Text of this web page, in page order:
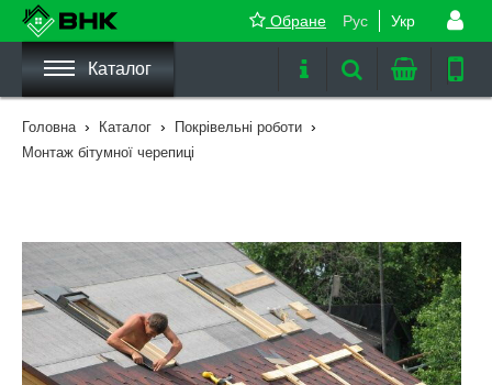
Рус Укр
Обране
Каталог
Головна › Каталог › Покрівельні роботи ›
Монтаж бітумної черепиці